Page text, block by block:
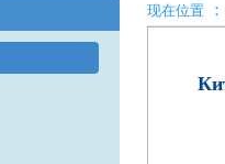
现在位置：